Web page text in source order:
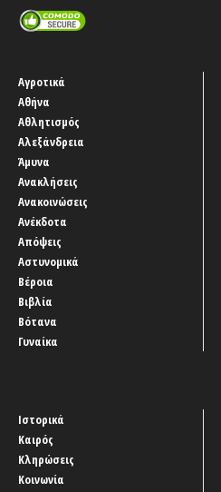
Αγροτικά
Αθήνα
Αθλητισμός
Αλεξάνδρεια
Άμυνα
Ανακλήσεις
Ανακοινώσεις
Ανέκδοτα
Απόψεις
Αστυνομικά
Βέροια
Βιβλία
Βότανα
Γυναίκα
Ιστορικά
Καιρός
Κληρώσεις
Κοινωνία